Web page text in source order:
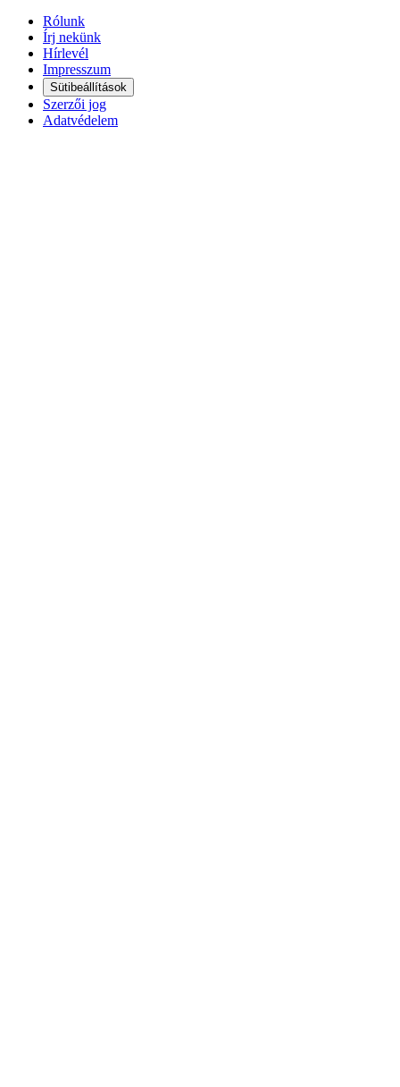
Rólunk
Írj nekünk
Hírlevél
Impresszum
Sütibeállítások
Szerzői jog
Adatvédelem